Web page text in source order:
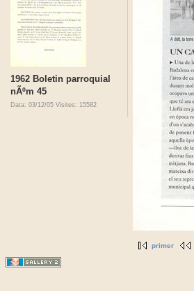
1962 Boletin parroquial
nÃºm 45
Data: 03/12/05 Visites: 15582
primer